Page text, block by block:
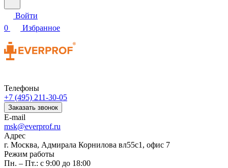
Войти
0
Избранное
Телефоны
+7 (495) 211-30-05
Заказать звонок
E-mail
msk@everprof.ru
Адрес
г. Москва, Адмирала Корнилова вл55с1, офис 7
Режим работы
Пн. – Пт.: с 9:00 до 18:00